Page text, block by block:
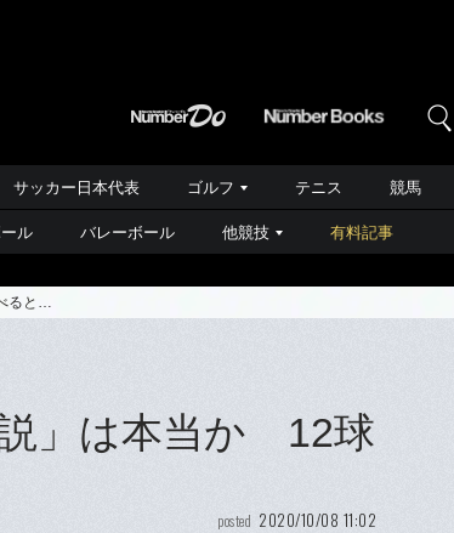
サッカー日本代表 ゴルフ テニス 競馬
ル バレーボール 他競技 有料記事
ると…
説」は本当か 12球
posted 2020/10/08 11:02